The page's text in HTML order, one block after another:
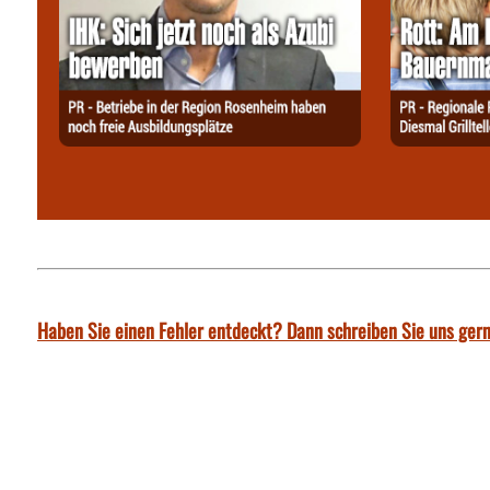
Haben Sie einen Fehler entdeckt? Dann schreiben Sie uns